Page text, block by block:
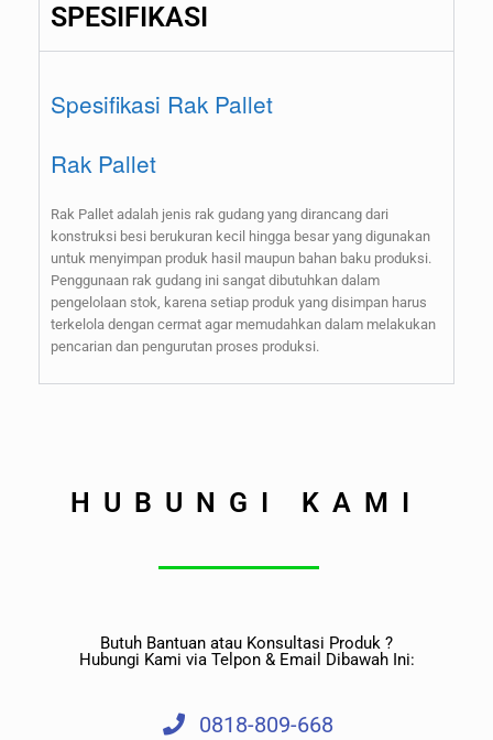
SPESIFIKASI
Spesifikasi Rak Pallet
Rak Pallet
Rak Pallet adalah jenis rak gudang yang dirancang dari
konstruksi besi berukuran kecil hingga besar yang digunakan
untuk menyimpan produk hasil maupun bahan baku produksi.
Penggunaan rak gudang ini sangat dibutuhkan dalam
pengelolaan stok, karena setiap produk yang disimpan harus
terkelola dengan cermat agar memudahkan dalam melakukan
pencarian dan pengurutan proses produksi.
HUBUNGI KAMI
Butuh Bantuan atau Konsultasi Produk ?
Hubungi Kami via Telpon & Email Dibawah Ini:
0818-809-668